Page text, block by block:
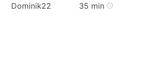
Dominik22
35 min